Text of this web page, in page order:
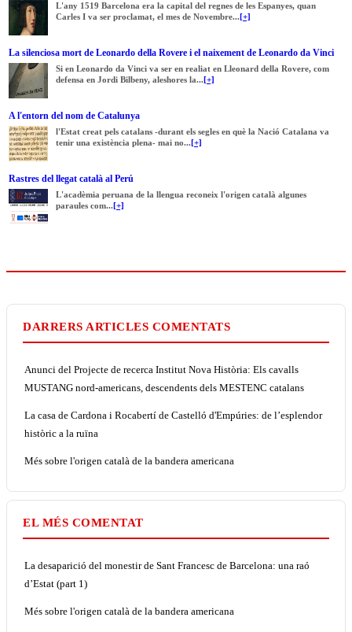
L'any 1519 Barcelona era la capital del regnes de les Espanyes, quan
Carles I va ser proclamat, el mes de Novembre... [+]
La silenciosa mort de Leonardo della Rovere i el naixement de Leonardo da Vinci
Si en Leonardo da Vinci va ser en realiat en Lleonard della Rovere, com
defensa en Jordi Bilbeny, aleshores la... [+]
A l'entorn del nom de Catalunya
l'Estat creat pels catalans -durant els segles en què la Nació Catalana va
tenir una existència plena- mai no... [+]
Rastres del llegat català al Perú
L'acadèmia peruana de la llengua reconeix l'origen català algunes
paraules com... [+]
DARRERS ARTICLES COMENTATS
Anunci del Projecte de recerca Institut Nova Història: Els cavalls
MUSTANG nord-americans, descendents dels MESTENC catalans
La casa de Cardona i Rocabertí de Castelló d'Empúries: de l’esplendor
històric a la ruïna
Més sobre l'origen català de la bandera americana
EL MÉS COMENTAT
La desaparició del monestir de Sant Francesc de Barcelona: una raó
d’Estat (part 1)
Més sobre l'origen català de la bandera americana